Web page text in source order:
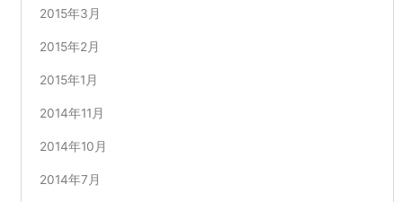
2015年3月
2015年2月
2015年1月
2014年11月
2014年10月
2014年7月